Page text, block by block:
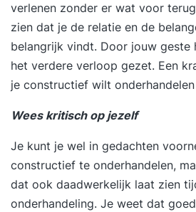
verlenen zonder er wat voor
zien dat je de relatie en de
belangrijk vindt. Door jouw geste
het verdere verloop gezet. Een
je constructief wilt
Wees kritisch op jezelf
Je kunt je wel in gedachten
constructief te onderhandelen,
dat ook daadwerkelijk laat zien
onderhandeling. Je weet dat